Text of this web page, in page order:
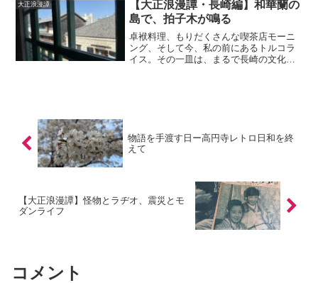
あつコーヒーがうまいやん。...
大正浪漫譚
【大正浪漫譚・長崎編】和華蘭の
島で、拍子木が鳴る
卓袱料理、もりだくさんな喫茶店モーニ
ング、そして今、私の前にあるトルコラ
イス。その一皿は、まるで長崎の文化を
物語を手渡す日ー高円寺レトロ日和を終
えて
【大正浪漫譚】怪物とラヂオ、震災とモ
ダンライフ
コメント